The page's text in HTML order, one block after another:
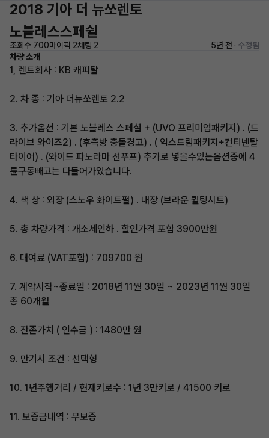
2018 기아 더 뉴쏘렌토
노블레스스페쉴
조회수 700마이픽 2채팅 2 5년 전 · 수정됨
차량 소개
1, 렌트회사 : KB 캐피탈
2. 차 종 : 기아 더뉴쏘렌토 2.2
3. 추가옵션 : 기본 노블레스 스페셜 + (UVO 프리미엄패키지) . (드
라이브 와이즈2) . (후측방 충돌경고) . ( 익스트림패키지+컨티넨탈
타이어) . (와이드 파노라마 선푸프) 추가로 넣을수있는옵션중에 4
륜구동빼고는 다들어가있습니다.
4. 색 상 : 외장 (스노우 화이트펄) . 내장 (브라운 퀄팅시트)
5. 총 차량가격 : 개소세인하 . 할인가격 포함 3900만원
6. 대여료 (VAT포함) : 709700 원
7. 계약시작~종료일 : 2018년 11월 30일 ~ 2023년 11월 30일
총 60개월
8. 잔존가치 ( 인수금 ) : 1480만 원
9. 만기시 조건 : 선택형
10. 1년주행거리 / 현재키로수 : 1년 3만키로 / 41500 키로
11. 보증금내역 : 무보증